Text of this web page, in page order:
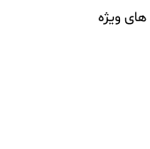
ویژه